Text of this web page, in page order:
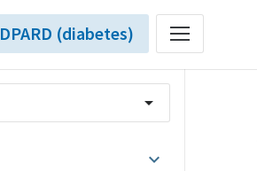
DPARD (diabetes)
arrow_drop_down